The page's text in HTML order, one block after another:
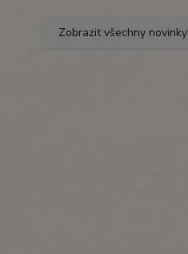
Zobrazit všechny novinky